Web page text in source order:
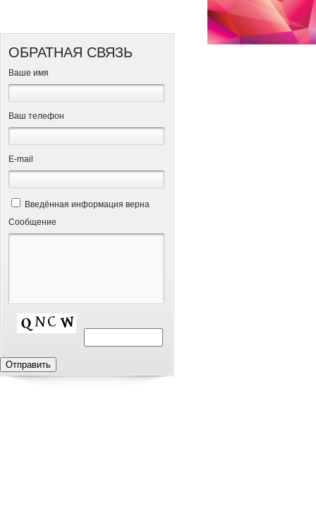
ОБРАТНАЯ СВЯЗЬ
Ваше имя
Ваш телефон
Е-mail
Введённая информация верна
Сообщение